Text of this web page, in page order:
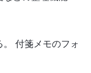
付箋メモのフォ